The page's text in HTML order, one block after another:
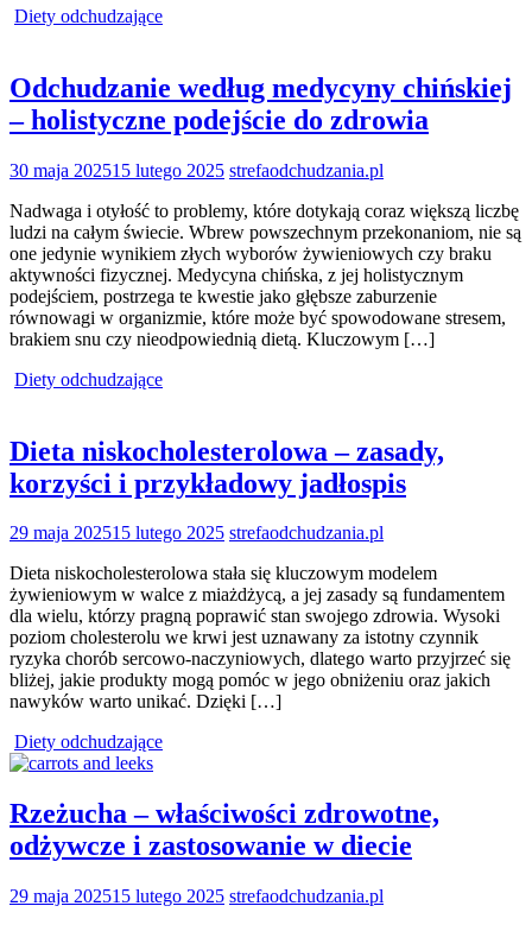
Diety odchudzające
Odchudzanie według medycyny chińskiej
– holistyczne podejście do zdrowia
30 maja 202515 lutego 2025 strefaodchudzania.pl
Nadwaga i otyłość to problemy, które dotykają coraz większą liczbę
ludzi na całym świecie. Wbrew powszechnym przekonaniom, nie są
one jedynie wynikiem złych wyborów żywieniowych czy braku
aktywności fizycznej. Medycyna chińska, z jej holistycznym
podejściem, postrzega te kwestie jako głębsze zaburzenie
równowagi w organizmie, które może być spowodowane stresem,
brakiem snu czy nieodpowiednią dietą. Kluczowym […]
Diety odchudzające
Dieta niskocholesterolowa – zasady,
korzyści i przykładowy jadłospis
29 maja 202515 lutego 2025 strefaodchudzania.pl
Dieta niskocholesterolowa stała się kluczowym modelem
żywieniowym w walce z miażdżycą, a jej zasady są fundamentem
dla wielu, którzy pragną poprawić stan swojego zdrowia. Wysoki
poziom cholesterolu we krwi jest uznawany za istotny czynnik
ryzyka chorób sercowo-naczyniowych, dlatego warto przyjrzeć się
bliżej, jakie produkty mogą pomóc w jego obniżeniu oraz jakich
nawyków warto unikać. Dzięki […]
Diety odchudzające
Rzeżucha – właściwości zdrowotne,
odżywcze i zastosowanie w diecie
29 maja 202515 lutego 2025 strefaodchudzania.pl